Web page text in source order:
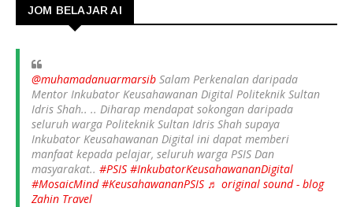
JOM BELAJAR AI
@muhamadanuarmarsib Salam Perkenalan daripada
Mentor Inkubator Keusahawanan Digital Politeknik Sultan
Idris Shah.. .. Diharap mendapat sokongan daripada
seluruh warga Politeknik Sultan Idris Shah supaya
Inkubator Keusahawanan Digital ini dapat memberi
manfaat kepada pelajar, seluruh warga PSIS Dan
masyarakat.. #PSIS #InkubatorKeusahawananDigital
#MosaicMind #KeusahawananPSIS ♬ original sound - blog
Zahin Travel